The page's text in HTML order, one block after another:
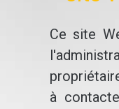
Ce site
à